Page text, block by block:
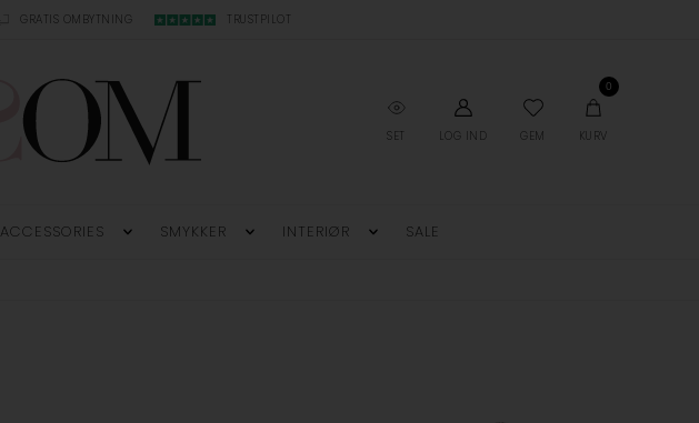
GRATIS OMBYTNING TRUSTPILOT
SET LOG IND GEM
0
KURV
ACCESSORIES SMYKKER INTERIØR SALE